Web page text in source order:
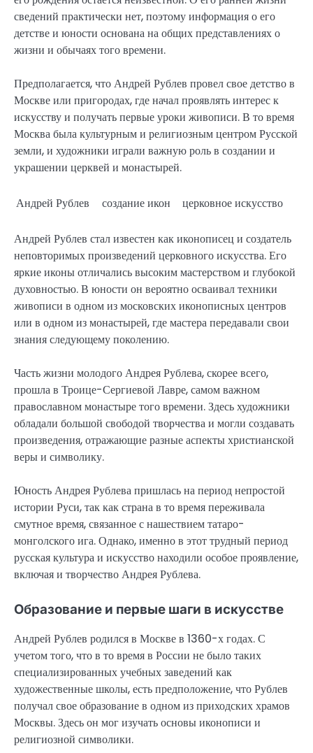
сведений практически нет, поэтому информация о его
детстве и юности основана на общих представлениях о
жизни и обычаях того времени.
Предполагается, что Андрей Рублев провел свое детство в
Москве или пригородах, где начал проявлять интерес к
искусству и получать первые уроки живописи. В то время
Москва была культурным и религиозным центром Русской
земли, и художники играли важную роль в создании и
украшении церквей и монастырей.
Андрей Рублев создание икон церковное искусство
Андрей Рублев стал известен как иконописец и создатель
неповторимых произведений церковного искусства. Его
яркие иконы отличались высоким мастерством и глубокой
духовностью. В юности он вероятно осваивал техники
живописи в одном из московских иконописных центров
или в одном из монастырей, где мастера передавали свои
знания следующему поколению.
Часть жизни молодого Андрея Рублева, скорее всего,
прошла в Троице-Сергиевой Лавре, самом важном
православном монастыре того времени. Здесь художники
обладали большой свободой творчества и могли создавать
произведения, отражающие разные аспекты христианской
веры и символику.
Юность Андрея Рублева пришлась на период непростой
истории Руси, так как страна в то время переживала
смутное время, связанное с нашествием татаро-
монголского ига. Однако, именно в этот трудный период
русская культура и искусство находили особое проявление,
включая и творчество Андрея Рублева.
Образование и первые шаги в искусстве
Андрей Рублев родился в Москве в 1360-х годах. С
учетом того, что в то время в России не было таких
специализированных учебных заведений как
художественные школы, есть предположение, что Рублев
получал свое образование в одном из приходских храмов
Москвы. Здесь он мог изучать основы иконописи и
религиозной символики.